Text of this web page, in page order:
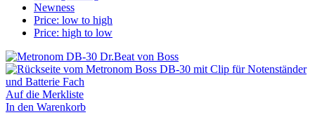
Newness
Price: low to high
Price: high to low
Auf die Merkliste
In den Warenkorb